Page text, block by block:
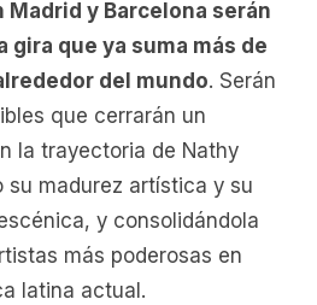
y Barcelona serán
gira que ya suma más de
del mundo. Serán
que cerrarán un
la trayectoria de Nathy
su madurez artística y su
y consolidándola
más poderosas en
latina actual.